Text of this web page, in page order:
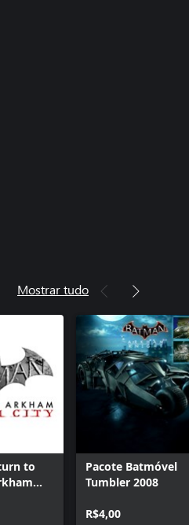
Mostrar tudo
to
Pacote Batmóvel
Tumbler 2008
R$4,00